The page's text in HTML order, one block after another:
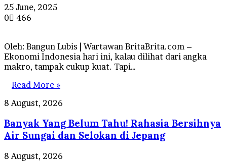
25 June, 2025
0
466
Oleh: Bangun Lubis | Wartawan BritaBrita.com –
Ekonomi Indonesia hari ini, kalau dilihat dari angka
makro, tampak cukup kuat. Tapi…
Read More »
Banyak
Belum
Tahu!
Rahasia
Bersihnya
8 August, 2026
Banyak Yang Belum Tahu! Rahasia Bersihnya
Air Sungai dan Selokan di Jepang
Promo
8 August, 2026